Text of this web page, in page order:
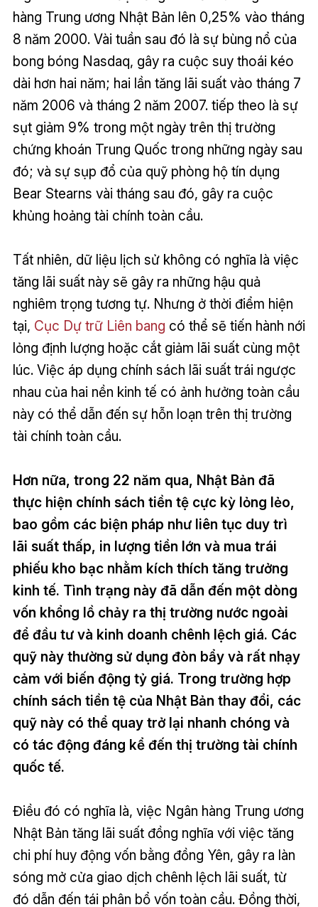
hàng Trung ương Nhật Bản lên 0,25% vào tháng
8 năm 2000. Vài tuần sau đó là sự bùng nổ của
bong bóng Nasdaq, gây ra cuộc suy thoái kéo
dài hơn hai năm; hai lần tăng lãi suất vào tháng 7
năm 2006 và tháng 2 năm 2007. tiếp theo là sự
sụt giảm 9% trong một ngày trên thị trường
chứng khoán Trung Quốc trong những ngày sau
đó; và sự sụp đổ của quỹ phòng hộ tín dụng
Bear Stearns vài tháng sau đó, gây ra cuộc
khủng hoảng tài chính toàn cầu.
Tất nhiên, dữ liệu lịch sử không có nghĩa là việc
tăng lãi suất này sẽ gây ra những hậu quả
nghiêm trọng tương tự. Nhưng ở thời điểm hiện
tại, Cục Dự trữ Liên bang có thể sẽ tiến hành nới
lỏng định lượng hoặc cắt giảm lãi suất cùng một
lúc. Việc áp dụng chính sách lãi suất trái ngược
nhau của hai nền kinh tế có ảnh hưởng toàn cầu
này có thể dẫn đến sự hỗn loạn trên thị trường
tài chính toàn cầu.
Hơn nữa, trong 22 năm qua, Nhật Bản đã
thực hiện chính sách tiền tệ cực kỳ lỏng lẻo,
bao gồm các biện pháp như liên tục duy trì
lãi suất thấp, in lượng tiền lớn và mua trái
phiếu kho bạc nhằm kích thích tăng trưởng
kinh tế. Tình trạng này đã dẫn đến một dòng
vốn khổng lồ chảy ra thị trường nước ngoài
để đầu tư và kinh doanh chênh lệch giá. Các
quỹ này thường sử dụng đòn bẩy và rất nhạy
cảm với biến động tỷ giá. Trong trường hợp
chính sách tiền tệ của Nhật Bản thay đổi, các
quỹ này có thể quay trở lại nhanh chóng và
có tác động đáng kể đến thị trường tài chính
quốc tế.
Điều đó có nghĩa là, việc Ngân hàng Trung ương
Nhật Bản tăng lãi suất đồng nghĩa với việc tăng
chi phí huy động vốn bằng đồng Yên, gây ra làn
sóng mở cửa giao dịch chênh lệch lãi suất, từ
đó dẫn đến tái phân bổ vốn toàn cầu. Đồng thời,